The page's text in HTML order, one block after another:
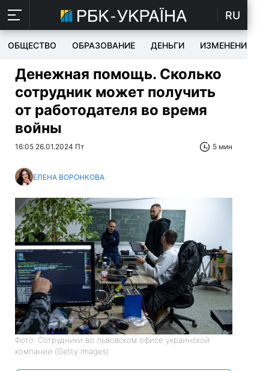
RU
ОБЩЕСТВО ОБРАЗОВАНИЕ ДЕНЬГИ ИЗМЕНЕНИЯ
Денежная помощь. Сколько
сотрудник может получить
от работодателя во время
войны
16:05 26.01.2024 Пт 5 мин
ЕЛЕНА ВОРОНКОВА
Фото: Сотрудники во львовском офисе украинской
компании (Getty Images)